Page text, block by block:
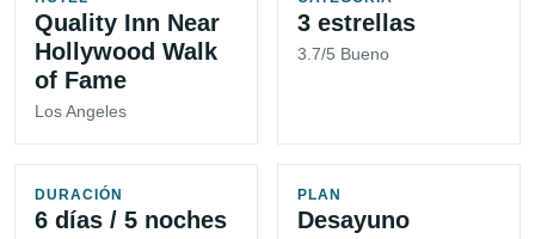
Quality Inn Near
Hollywood Walk
of Fame
Los Angeles
3 estrellas
3.7/5 Bueno
DURACIÓN
6 días / 5 noches
PLAN
Desayuno